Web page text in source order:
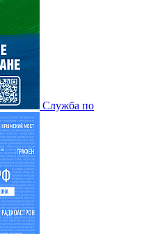
Служба по